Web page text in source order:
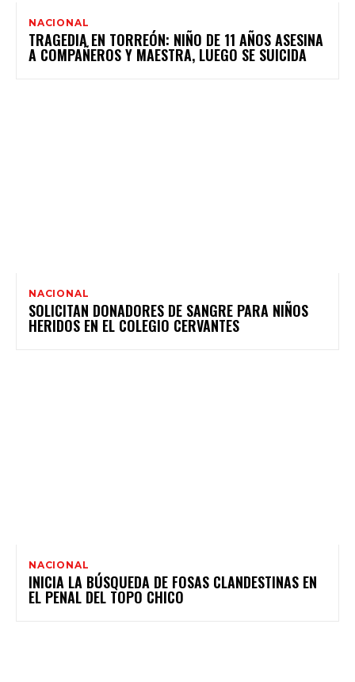
NACIONAL
TRAGEDIA EN TORREÓN: NIÑO DE 11 AÑOS ASESINA
A COMPAÑEROS Y MAESTRA, LUEGO SE SUICIDA
NACIONAL
SOLICITAN DONADORES DE SANGRE PARA NIÑOS
HERIDOS EN EL COLEGIO CERVANTES
NACIONAL
INICIA LA BÚSQUEDA DE FOSAS CLANDESTINAS EN
EL PENAL DEL TOPO CHICO